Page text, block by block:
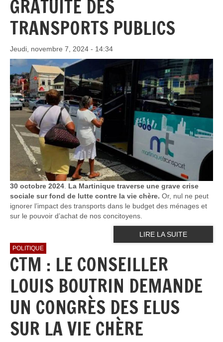
GRATUITÉ DES
TRANSPORTS PUBLICS
Jeudi, novembre 7, 2024 - 14:34
30 octobre 2024 La Martinique traverse une grave crise
sociale sur fond de lutte contre la vie chère. Or, nul ne peut
ignorer l’impact des transports dans le budget des ménages et
sur le pouvoir d’achat de nos concitoyens.
LIRE LA SUITE
POLITIQUE
CTM : LE CONSEILLER
LOUIS BOUTRIN DEMANDE
UN CONGRÈS DES ELUS
SUR LA VIE CHÈRE